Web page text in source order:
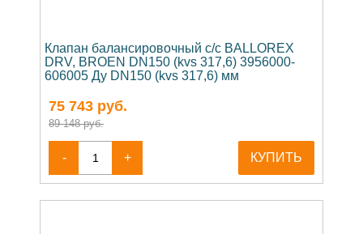
Клапан балансировочный c/c BALLOREX
DRV, BROEN DN150 (kvs 317,6) 3956000-
606005 Ду DN150 (kvs 317,6) мм
75 743 руб.
89 148 руб.
- + КУПИТЬ